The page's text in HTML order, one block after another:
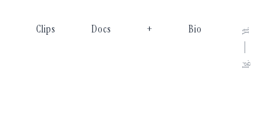
Clips Docs + Bio
Ig.
Yt.